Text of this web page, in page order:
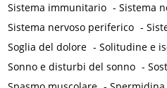
Sistema immunitario -Sistema
Sistema nervoso periferico -
Soglia del dolore -Solitudine e
Sonno e disturbi del sonno -